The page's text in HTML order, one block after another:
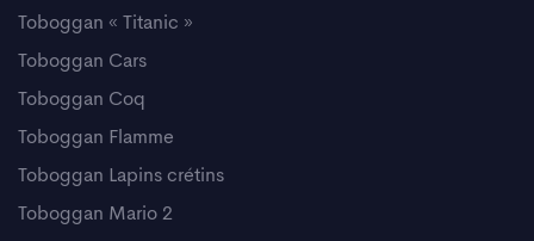
Toboggan « Titanic »
Toboggan Cars
Toboggan Coq
Toboggan Flamme
Toboggan Lapins crétins
Toboggan Mario 2